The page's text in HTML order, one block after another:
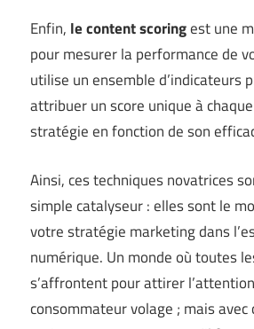
Enfin, le content scoringest une
pour mesurer la performance de
utilise un ensemble d’indicateurs
attribuer un score unique à
stratégie en fonction de son
Ainsi, ces techniques novatrices
simple catalyseur : elles sont le
votre stratégie marketing dans
numérique. Un monde où toutes
s’affrontent pour attirer
consommateur volage ; mais avec